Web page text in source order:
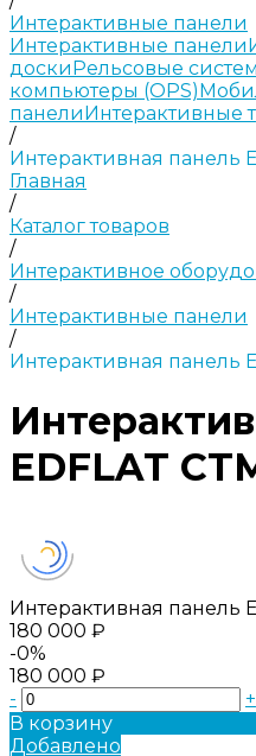
Интерактивные панели
Интерактивные панели
доскиРельсовые
компьютеры (OPS)
панелиИнтерактивные
/
Интерактивная панель
Главная
/
Каталог товаров
/
Интерактивное
/
Интерактивные панели
/
Интерактивная панель
EDFLAT
Интерактивная панель
180 000 ₽
-0%
180 000 ₽
-
+
В корзину
Добавлено